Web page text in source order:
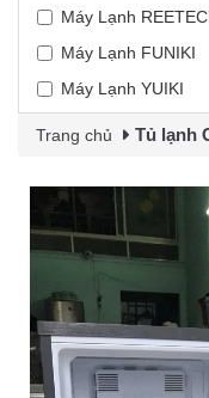
Máy Lạnh
Máy Lạnh FUNIKI
Máy Lạnh YUIKI
Trang chủ Tủ lạnh